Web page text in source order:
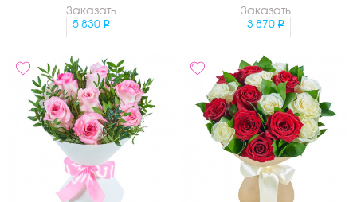
Заказать
5 830
Заказать
3 870